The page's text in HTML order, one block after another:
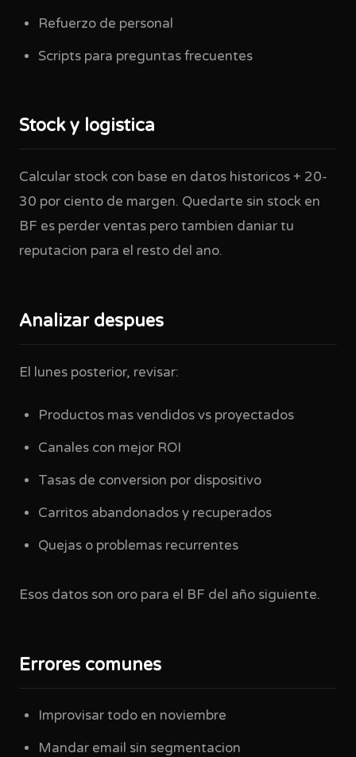
Refuerzo de personal
Scripts para preguntas frecuentes
Stock y logistica
Calcular stock con base en datos historicos + 20-
30 por ciento de margen. Quedarte sin stock en
BF es perder ventas pero tambien daniar tu
reputacion para el resto del ano.
Analizar despues
El lunes posterior, revisar:
Productos mas vendidos vs proyectados
Canales con mejor ROI
Tasas de conversion por dispositivo
Carritos abandonados y recuperados
Quejas o problemas recurrentes
Esos datos son oro para el BF del año siguiente.
Errores comunes
Improvisar todo en noviembre
Mandar email sin segmentacion